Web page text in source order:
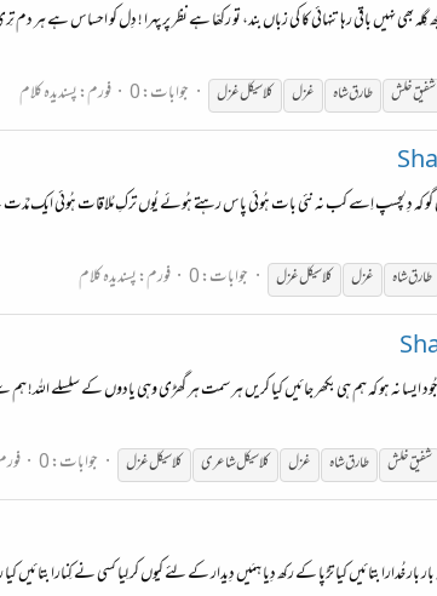
نہیں باقی رہا تنہائی کا کی زباں بند، تو رکھّا ہے نظر پر پہرا ! دِل کو احساس ہے ہر
شفیقخلش طارق شاہ غزل کلاسیکل غزل جوابات: 0 فورم:پسندیدہ کلام
گو کہ دِلچسپ اِسے کب نہ نئی بات ہُوئی پاس رہتے ہُوئے یُوں ترکِ مُلاقات ہُوئی ایک
طارق شاہ غزل کلاسیکل غزل جوابات: 0 فورم:پسندیدہ کلام
نہ ہو کہ ہم ہی بکھر جائیں کیا کریں ہر سمت ہر گھڑی وہی یادوں کے سلسلے
شفیقخلش طارق شاہ غزل کلاسیکل شاعری کلاسیکل غزل جوابات: 0
بار خُدارا بتائیں کیا تڑپا کے رکھ دِیا ہمَیں دِیدار کے لئے کیوں کر لِیا کسی نے کِنارا